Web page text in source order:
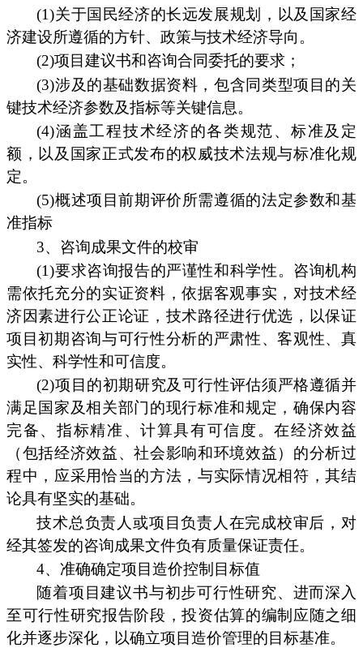
(1)关于国民经济的长远发展规划，以及国家经
济建设所遵循的方针、政策与技术经济导向。
(2)项目建议书和咨询合同委托的要求；
(3)涉及的基础数据资料，包含同类型项目的关
键技术经济参数及指标等关键信息。
(4)涵盖工程技术经济的各类规范、标准及定
额，以及国家正式发布的权威技术法规与标准化规
定。
(5)概述项目前期评价所需遵循的法定参数和基
准指标
3、咨询成果文件的校审
(1)要求咨询报告的严谨性和科学性。咨询机构
需依托充分的实证资料，依据客观事实，对技术经
济因素进行公正论证，技术路径进行优选，以保证
项目初期咨询与可行性分析的严肃性、客观性、真
实性、科学性和可信度。
(2)项目的初期研究及可行性评估须严格遵循并
满足国家及相关部门的现行标准和规定，确保内容
完备、指标精准、计算具有可信度。在经济效益
（包括经济效益、社会影响和环境效益）的分析过
程中，应采用恰当的方法，与实际情况相符，其结
论具有坚实的基础。
技术总负责人或项目负责人在完成校审后，对
经其签发的咨询成果文件负有质量保证责任。
4、准确确定项目造价控制目标值
随着项目建议书与初步可行性研究、进而深入
至可行性研究报告阶段，投资估算的编制应随之细
化并逐步深化，以确立项目造价管理的目标基准。